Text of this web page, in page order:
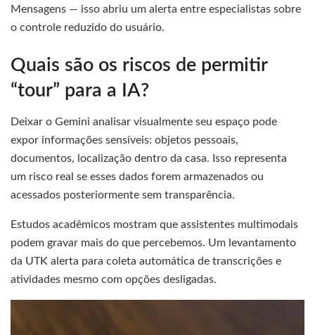
Mensagens — isso abriu um alerta entre especialistas sobre
o controle reduzido do usuário.
Quais são os riscos de permitir
“tour” para a IA?
Deixar o Gemini analisar visualmente seu espaço pode
expor informações sensíveis: objetos pessoais,
documentos, localização dentro da casa. Isso representa
um risco real se esses dados forem armazenados ou
acessados posteriormente sem transparência.
Estudos acadêmicos mostram que assistentes multimodais
podem gravar mais do que percebemos. Um levantamento
da UTK alerta para coleta automática de transcrições e
atividades mesmo com opções desligadas.